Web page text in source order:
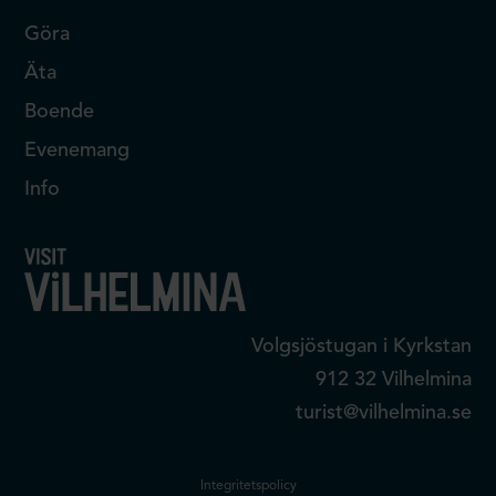
Göra
Äta
Boende
Evenemang
Info
Volgsjöstugan i Kyrkstan
912 32 Vilhelmina
turist@vilhelmina.se
Integritetspolicy